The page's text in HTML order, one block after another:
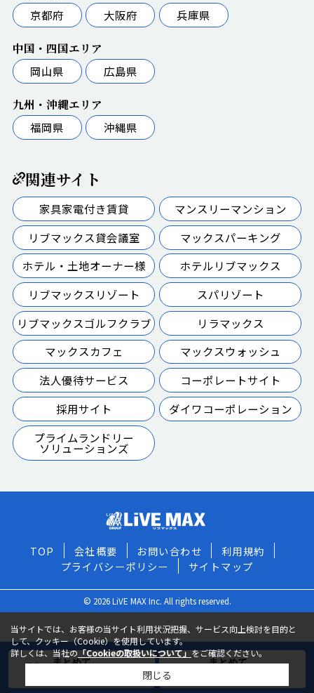
まとめて
まとめて
京都府
大阪府 兵庫県
中国・四国エリア
岡山県
広島県
九州・沖縄エリア
福岡県
沖縄県
関連サイト
家具家電付き賃貸
マンスリーマンション
リブマックス貸会議室
マックスパーキング
ホテル・土地オーナー様
ホテルリブマックス
リブマックスリゾート
スパリゾート
リブマックスゴルフクラブ
リラマックス
マックスカフェ
マックスウォッシュ
法人優待サービス
コーポレートサイト
採用サイト
ダイワコーポレーション
プライムランドリー
ソリューションズ
TOP 会社概要 お問い合わせ
利用規約
プライバシーポリシー
サイトマップ
© 2026 LiVE MAX Inc. All rights reserved.
当サイトでは、お客様の当サイト利用状況把握、サービス向上検討を目的と
して、クッキー（Cookie）を使用しています。
詳しくは、当社の「Cookieの取扱いについて」をご確認ください。
閉じる